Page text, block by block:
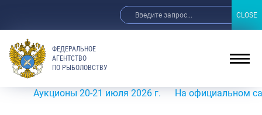
ФЕДЕРАЛЬНОЕ
АГЕНТСТВО
ПО РЫБОЛОВСТВУ
Аукционы 20-21 июля 2026 г. На официальном сайте
CLOSE
CLOSE